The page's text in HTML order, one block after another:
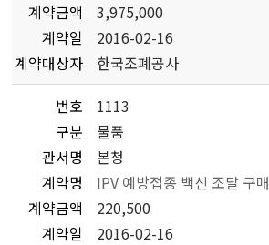
계약금액
3,975,000
계약일
2016-02-16
계약대상자
한국조폐공사
번호
1113
구분
물품
관서명
본청
계약명
IPV 예방접종 백신 조달 구매
계약금액
220,500
계약일
2016-02-16